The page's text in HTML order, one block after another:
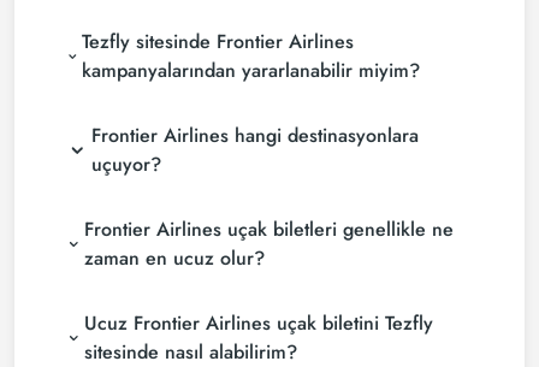
Tezfly sitesinde Frontier Airlines
kampanyalarından yararlanabilir miyim?
Frontier Airlines hangi destinasyonlara
uçuyor?
Frontier Airlines uçak biletleri genellikle ne
zaman en ucuz olur?
Ucuz Frontier Airlines uçak biletini Tezfly
sitesinde nasıl alabilirim?